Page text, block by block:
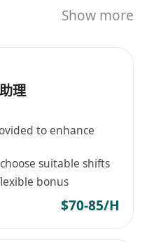
等环节，确保投资效
效率和盈利能力；梳
金流、票据流，优化
国海关合规信息，优
，协助设计并执行企
拓宽融资渠道，降低
协调企业内、外部机
Show more
理
to enhance
suitable shifts
bonus
$70-85/H